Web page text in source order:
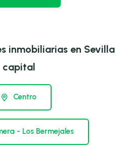
inmobiliarias en Sevilla
capital
Centro
- Los Bermejales